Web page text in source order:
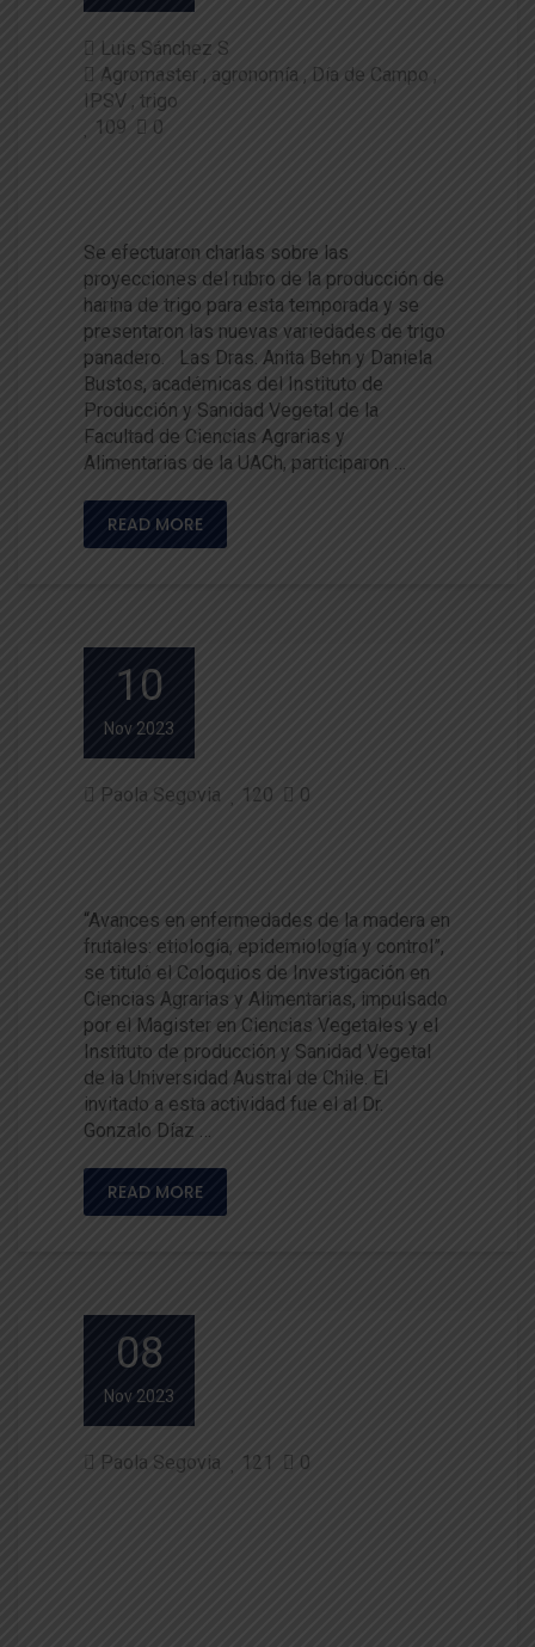
Luis Sánchez S
Agromaster
agronomía
Día de Campo
IPSV trigo
109
0
Se efectuaron charlas sobre las
proyecciones del rubro de la producción de
harina de trigo para esta temporada y se
presentaron las nuevas variedades de trigo
panadero. Las Dras. Anita Behn y Daniela
Bustos, académicas del Instituto de
Producción y Sanidad Vegetal de la
Facultad de Ciencias Agrarias y
Alimentarias de la UACh, participaron …
READ MORE
10
Nov 2023
Paola Segovia 120 0
“Avances en enfermedades de la madera en
frutales: etiología, epidemiología y control”,
se tituló el Coloquios de Investigación en
Ciencias Agrarias y Alimentarias, impulsado
por el Magister en Ciencias Vegetales y el
Instituto de producción y Sanidad Vegetal
de la Universidad Austral de Chile. El
invitado a esta actividad fue el al Dr.
Gonzalo Díaz …
READ MORE
08
Nov 2023
Paola Segovia 121 0